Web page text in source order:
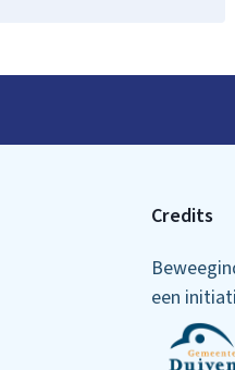
Credits
een